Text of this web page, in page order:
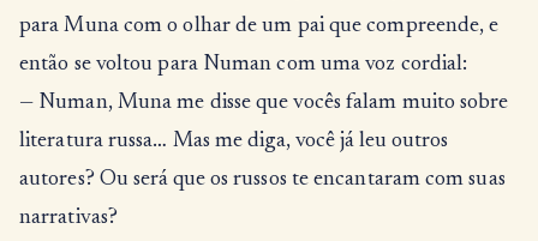
para Muna com o olhar de um pai que compreende, e
então se voltou para Numan com uma voz cordial:
— Numan, Muna me disse que vocês falam muito sobre
literatura russa… Mas me diga, você já leu outros
autores? Ou será que os russos te encantaram com suas
narrativas?